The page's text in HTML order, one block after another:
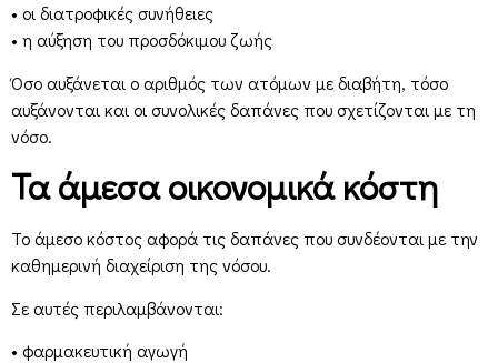
• οι διατροφικές συνήθειες
• η αύξηση του προσδόκιμου ζωής
Όσο αυξάνεται ο αριθμός των ατόμων με διαβήτη, τόσο
αυξάνονται και οι συνολικές δαπάνες που σχετίζονται με τη
νόσο.
Τα άμεσα οικονομικά κόστη
Το άμεσο κόστος αφορά τις δαπάνες που συνδέονται με την
καθημερινή διαχείριση της νόσου.
Σε αυτές περιλαμβάνονται:
• φαρμακευτική αγωγή